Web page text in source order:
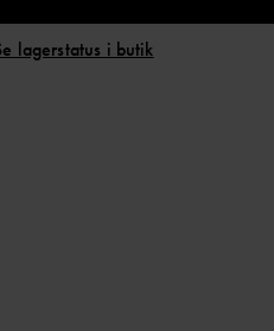
lagerstatus i butik